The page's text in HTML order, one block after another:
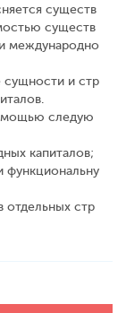
существ
существ
и международно
сущности и стр
следую
капиталов;
функциональну
отдельных стр